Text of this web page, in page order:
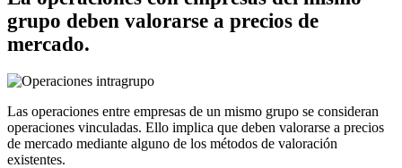
grupo deben valorarse a precios de
mercado.
Las operaciones entre empresas de un mismo grupo se consideran
operaciones vinculadas. Ello implica que deben valorarse a precios
de mercado mediante alguno de los métodos de valoración
existentes.